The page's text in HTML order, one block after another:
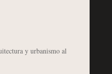
y urbanismo al